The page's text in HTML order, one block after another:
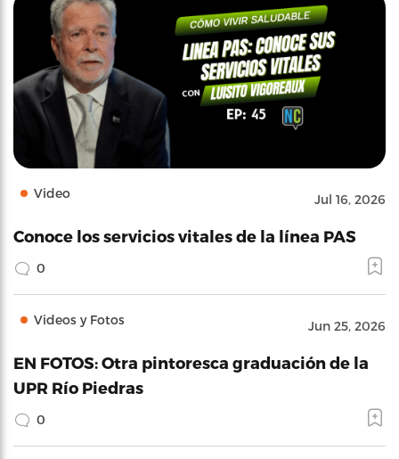
Video Jul 16, 2026
Conoce los servicios vitales de la línea PAS
0
Videos y Fotos Jun 25, 2026
EN FOTOS: Otra pintoresca graduación de la
UPR Río Piedras
0